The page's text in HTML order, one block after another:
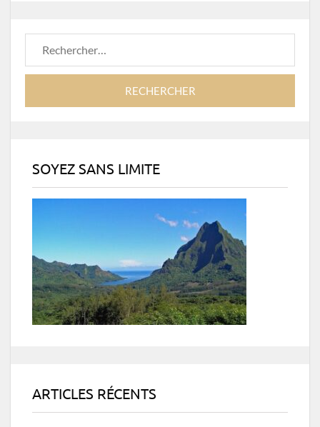
SOYEZ SANS LIMITE
ARTICLES RÉCENTS